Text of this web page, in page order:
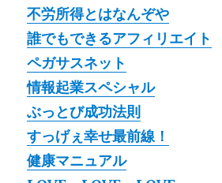
不労所得とはなんぞや
誰でもできるアフィリエイト
ペガサスネット
情報起業スペシャル
ぶっとび成功法則
すっげぇ幸せ最前線！
健康マニュアル